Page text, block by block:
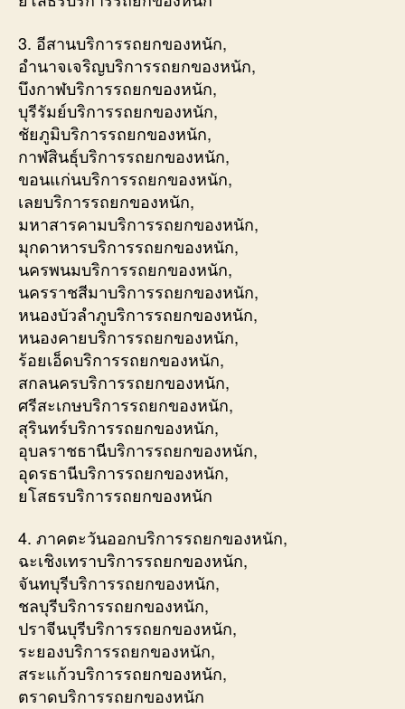
3. อีสานบริการรถยกของหนัก,
อำนาจเจริญบริการรถยกของหนัก,
บึงกาฬบริการรถยกของหนัก,
บุรีรัมย์บริการรถยกของหนัก,
ชัยภูมิบริการรถยกของหนัก,
กาฬสินธุ์บริการรถยกของหนัก,
ขอนแก่นบริการรถยกของหนัก,
เลยบริการรถยกของหนัก,
มหาสารคามบริการรถยกของหนัก,
มุกดาหารบริการรถยกของหนัก,
นครพนมบริการรถยกของหนัก,
นครราชสีมาบริการรถยกของหนัก,
หนองบัวลำภูบริการรถยกของหนัก,
หนองคายบริการรถยกของหนัก,
ร้อยเอ็ดบริการรถยกของหนัก,
สกลนครบริการรถยกของหนัก,
ศรีสะเกษบริการรถยกของหนัก,
สุรินทร์บริการรถยกของหนัก,
อุบลราชธานีบริการรถยกของหนัก,
อุดรธานีบริการรถยกของหนัก,
ยโสธรบริการรถยกของหนัก
4. ภาคตะวันออกบริการรถยกของหนัก,
ฉะเชิงเทราบริการรถยกของหนัก,
จันทบุรีบริการรถยกของหนัก,
ชลบุรีบริการรถยกของหนัก,
ปราจีนบุรีบริการรถยกของหนัก,
ระยองบริการรถยกของหนัก,
สระแก้วบริการรถยกของหนัก,
ตราดบริการรถยกของหนัก